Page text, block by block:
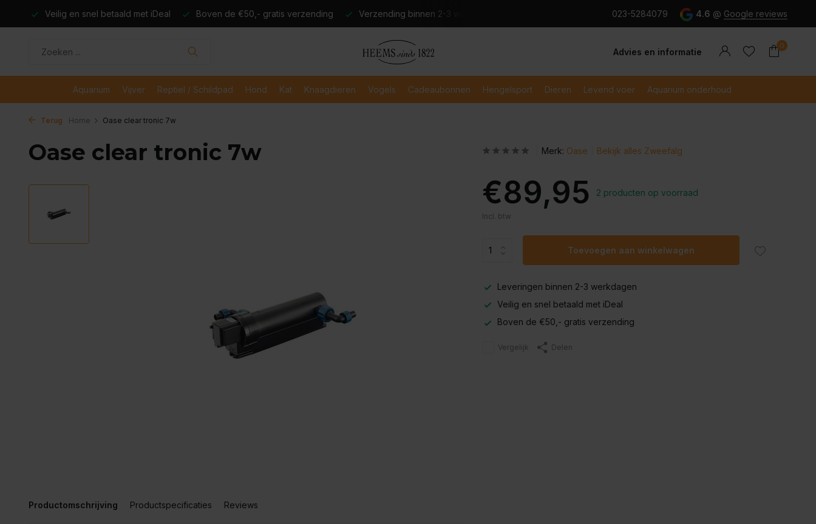
Veilig en snel betaald met iDeal Boven de €50,- gratis verzending Verzending binnen 2-3 werkdagen Veilig en snel betaald met iDeal
023-5284079 4.6 @ Google reviews
Advies en informatie
0
Aquarium Vijver Reptiel / Schildpad Hond Kat Knaagdieren Vogels Cadeaubonnen Hengelsport Dieren Levend voer Aquarium onderhoud
Terug Home Oase clear tronic 7w
Oase clear tronic 7w
Productomschrijving Productspecificaties Reviews
Merk: Oase Bekijk alles Zweefalg
€89,95 2 producten op voorraad
Incl. btw
Toevoegen aan winkelwagen
Leveringen binnen 2-3 werkdagen
Veilig en snel betaald met iDeal
Boven de €50,- gratis verzending
Vergelijk Delen